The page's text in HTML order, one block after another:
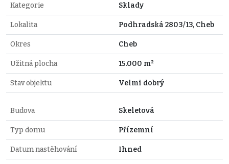
Kategorie Sklady
Lokalita Podhradská 2803/13, Cheb
Okres Cheb
Užitná plocha 15.000 m²
Stav objektu Velmi dobrý
Budova Skeletová
Typ domu Přízemní
Datum nastěhování Ihned